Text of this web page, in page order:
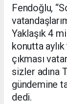
Fendoğlu,
Yaklaşık 4
konutta
çıkması
sizler adına
gündemine
dedi.